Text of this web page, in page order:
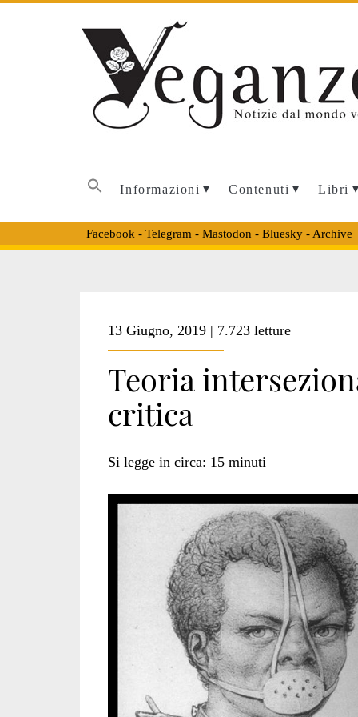
Informazioni Contenuti Libri
Facebook - Telegram - Mastodon - Bluesky- Archive
13 Giugno, 2019 | 7.723 letture
Teoria
critica
Si legge in circa: 15 minuti